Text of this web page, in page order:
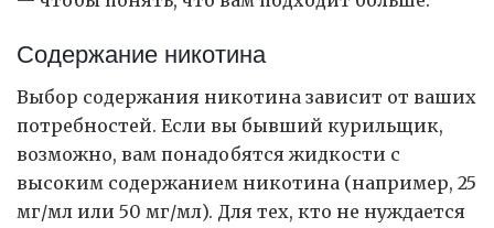
Содержание никотина
Выбор содержания никотина зависит от ваших
потребностей. Если вы бывший курильщик,
возможно, вам понадобятся жидкости с
высоким содержанием никотина (например, 25
мг/мл или 50 мг/мл). Для тех, кто не нуждается